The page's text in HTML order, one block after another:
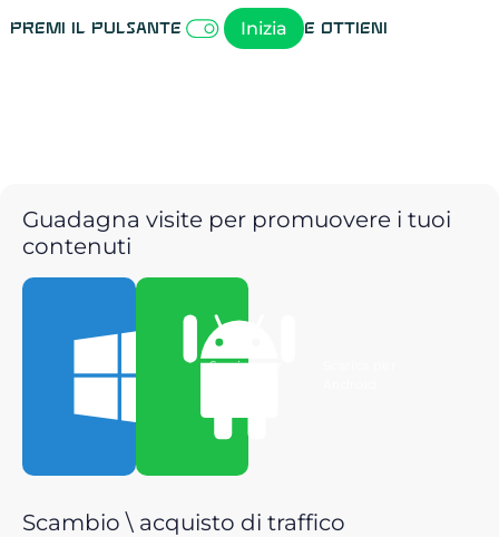
Premi il pulsante Inizia e ottieni
Guadagna visite per promuovere i tuoi
contenuti
Scarica per
Scambio \ acquisto di traffico